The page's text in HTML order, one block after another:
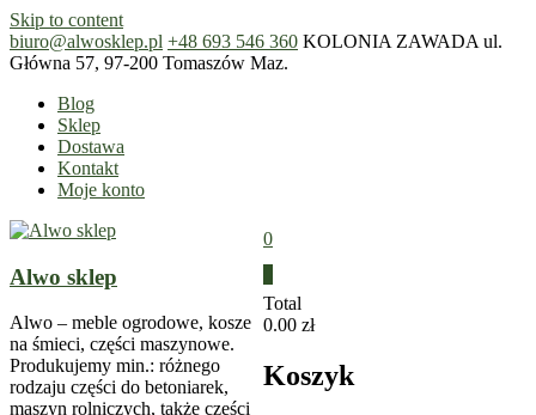
Skip to content
biuro@alwosklep.pl +48 693 546 360 KOLONIA ZAWADA ul.
Główna 57, 97-200 Tomaszów Maz.
Blog
Sklep
Dostawa
Kontakt
Moje konto
Alwo sklep
Alwo – meble ogrodowe, kosze
na śmieci, części maszynowe.
Produkujemy min.: różnego
rodzaju części do betoniarek,
maszyn rolniczych, także części
0
Total
0.00 zł
Koszyk